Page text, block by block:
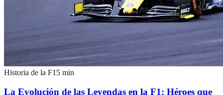
Historia de la F1 5 min
La Evolución de las Leyendas en la F1: Héroes que